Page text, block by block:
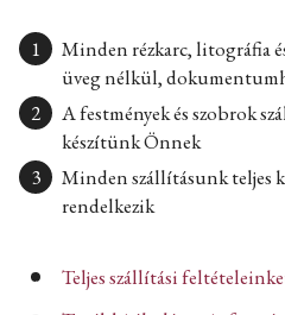
Minden rézkarc, litográfia
üveg nélkül,
A festmények és szobrok
készítünk Önnek
Minden szállításunk teljes
rendelkezik
Teljes szállítási